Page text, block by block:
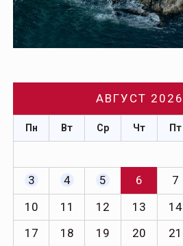
АВГУСТ 2026
Пн Вт Ср Чт Пт
3
4 5 6 7
10
11 12 13 14
17
18 19 20 21